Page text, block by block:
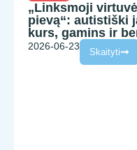
„Linksmoji
pievą“: autistiški
kurs, gamins ir
2026-06-23
Skaityti